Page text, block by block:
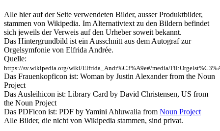
Alle hier auf der Seite verwendeten Bilder, ausser Produktbilder,
stammen von Wikipedia. Im Alternativtext zu den Bildern befindet
sich jeweils der Verweis auf den Urheber soweit bekannt.
Das Hintergrundbild ist ein Ausschnitt aus dem Autograf zur
Orgelsymfonie von Elfrida Andrée.
Quelle:
https://sv.wikipedia.org/wiki/Elfrida_Andr%C3%A9e#/media/
Das Frauenkopficon ist: Woman by Justin Alexander from the Noun
Project
Das Ausleihicon ist: Library Card by David Christensen, US from
the Noun Project
Das PDFicon ist: PDF by Yamini Ahluwalia from Noun Project
Alle Bilder, die nicht von Wikipedia stammen, sind privat.